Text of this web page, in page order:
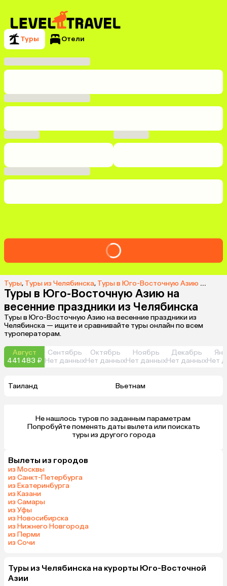
Туры Отели
Туры, Туры из Челябинска, Туры в Юго-Восточную Азию из Челябинска
Туры в Юго-Восточную Азию на
весенние праздники из Челябинска
Туры в Юго-Восточную Азию на весенние праздники из
Челябинска — ищите и сравнивайте туры онлайн по всем
туроператорам.
Август
441 483 ₽
Сентябрь
Нет данных
Октябрь
Нет данных
Ноябрь
Нет данных
Декабрь
Нет данныхНет
Таиланд Вьетнам
Не нашлось туров по заданным параметрам
туры из другого города
Вылеты из городов
из Москвы
из Санкт-Петербурга
из Екатеринбурга
из Казани
из Самары
из Уфы
из Новосибирска
из Нижнего Новгорода
из Перми
из Сочи
Туры из Челябинска на курорты Юго-Восточной
Азии